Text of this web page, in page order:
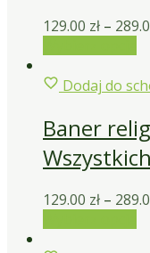
129.00 zł –
Dodaj do
Baner
129.00 zł –